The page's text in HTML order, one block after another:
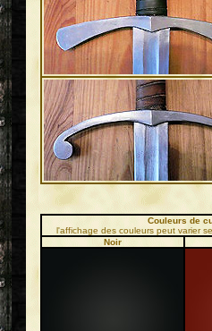
Couleurs de
l'affichage des couleurs peut varier
Noir